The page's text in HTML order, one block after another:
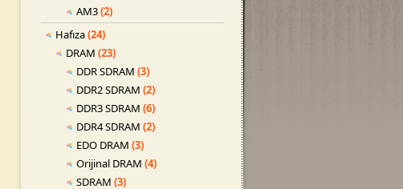
AM3(2)
Hafıza(24)
DRAM (23)
DDR SDRAM (3)
DDR2 SDRAM (2)
DDR3 SDRAM (6)
DDR4 SDRAM (2)
EDO DRAM (3)
Orijinal DRAM (4)
SDRAM (3)